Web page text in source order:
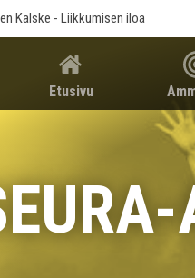
Kalske - Liikkumisen iloa
Etusivu